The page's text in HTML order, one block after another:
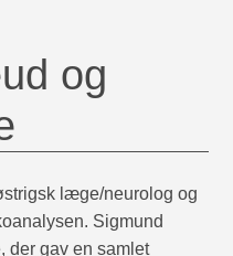
og
læge/neurolog og
Sigmund
der gav en samlet